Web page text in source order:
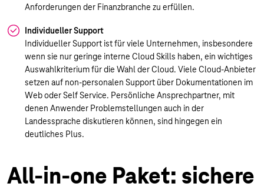
Anforderungen der Finanzbranche zu erfüllen.
Individueller Support
Individueller Support ist für viele Unternehmen, insbesondere
wenn sie nur geringe interne Cloud Skills haben, ein wichtiges
Auswahlkriterium für die Wahl der Cloud. Viele Cloud-Anbieter
setzen auf non-personalen Support über Dokumentationen im
Web oder Self Service. Persönliche Ansprechpartner, mit
denen Anwender Problemstellungen auch in der
Landessprache diskutieren können, sind hingegen ein
deutliches Plus.
All-in-one Paket: sichere